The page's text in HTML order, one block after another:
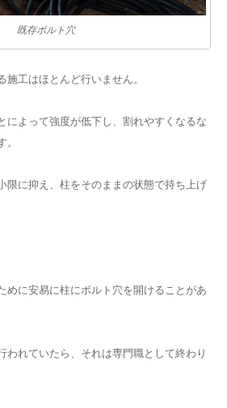
既存ボルト穴
工はほとんど行いません。
によって強度が低下し、割れやすくなるな
限に抑え、柱をそのままの状態で持ち上げ
めに安易に柱にボルト穴を開けることがあ
われていたら、それは専門職として終わり